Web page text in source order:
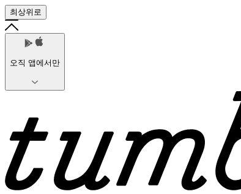
최상위로
오직 앱에서만